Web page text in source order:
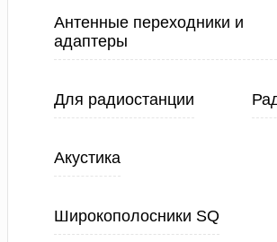
Антенные переходники и
адаптеры
Для радиостанции
Акустика
Широкополосники SQ